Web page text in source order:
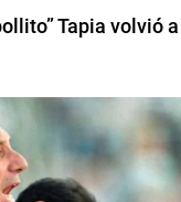
Tapia volvió